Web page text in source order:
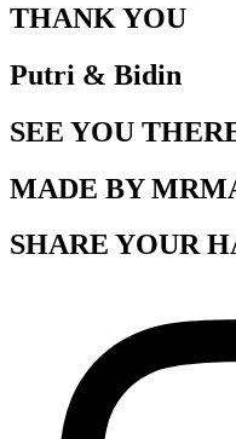
THANK YOU
Putri & Bidin
SEE YOU
MADE BY
SHARE YOUR